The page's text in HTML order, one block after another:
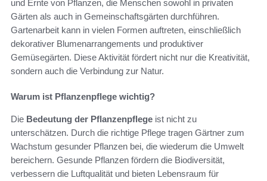
und Ernte von Pflanzen, die Menschen sowohl in privaten
Gärten als auch in Gemeinschaftsgärten durchführen.
Gartenarbeit kann in vielen Formen auftreten, einschließlich
dekorativer Blumenarrangements und produktiver
Gemüsegärten. Diese Aktivität fördert nicht nur die Kreativität,
sondern auch die Verbindung zur Natur.
Warum ist Pflanzenpflege wichtig?
Die Bedeutung der Pflanzenpflege ist nicht zu
unterschätzen. Durch die richtige Pflege tragen Gärtner zum
Wachstum gesunder Pflanzen bei, die wiederum die Umwelt
bereichern. Gesunde Pflanzen fördern die Biodiversität,
verbessern die Luftqualität und bieten Lebensraum für